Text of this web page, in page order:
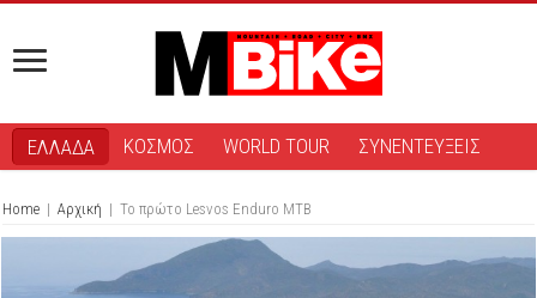
ΕΛΛΑΔΑ ΚΟΣΜΟΣ WORLD TOUR ΣΥΝΕΝΤΕΥΞΕΙΣ
Home | Αρχική | Το πρώτο Lesvos Enduro MTB